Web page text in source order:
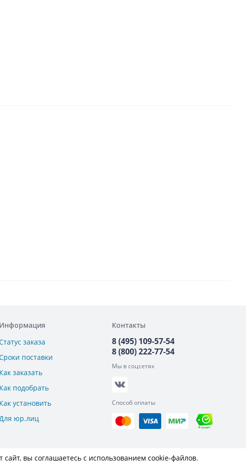
Информация
заказа
поставки
Как заказать
Как подобрать
Как установить
юр.лиц
Контакты
8 (495) 109-57-54
8 (800) 222-77-54
Мы в соцсетях
Способ оплаты
вы соглашаетесь с использованием cookie-файлов.